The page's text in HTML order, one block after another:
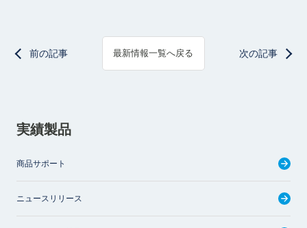
前の記事 最新情報一覧へ戻る 次の記事
実績製品
商品サポート
ニュースリリース